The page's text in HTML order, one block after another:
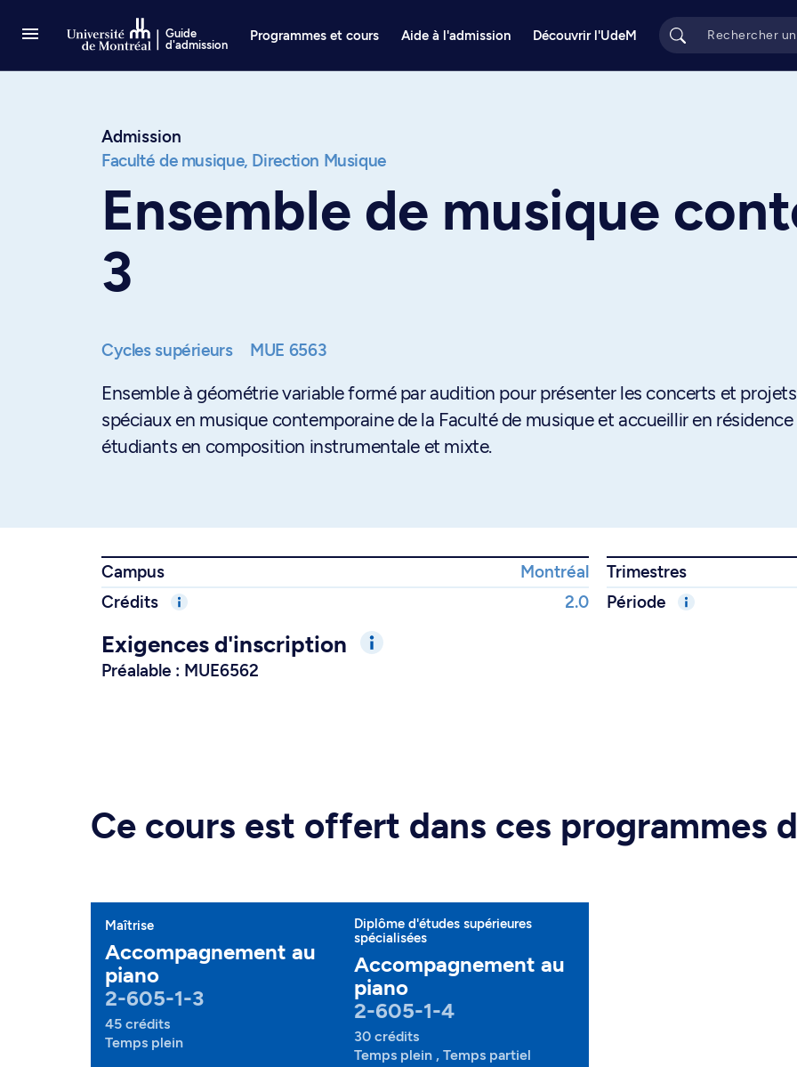
Guide
d'admission
Programmes et cours Aide à l'admission Découvrir l'UdeM
Admission
Faculté de musique, Direction Musique
Ensemble de musique
3
Cycles supérieurs MUE 6563
Ensemble à géométrie variable formé par audition pour présenter les concerts et projets
spéciaux en musique contemporaine de la Faculté de musique et accueillir en résidence
étudiants en composition instrumentale et mixte.
Campus Montréal Trimestres
Crédits
2.0 Période
Exigences d'inscription
Préalable : MUE6562
Ce cours est offert dans ces programmes
Maîtrise
Accompagnement au
piano
2-605-1-3
45 crédits
Temps plein
Diplôme d'études supérieures
spécialisées
Accompagnement au
piano
2-605-1-4
30 crédits
Temps plein , Temps partiel